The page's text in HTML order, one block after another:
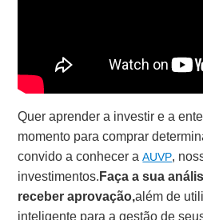
Quer aprender a investir e a
momento para comprar
convido a conhecer aAUVP,
investimentos.Faça a sua
receber aprovação,além de